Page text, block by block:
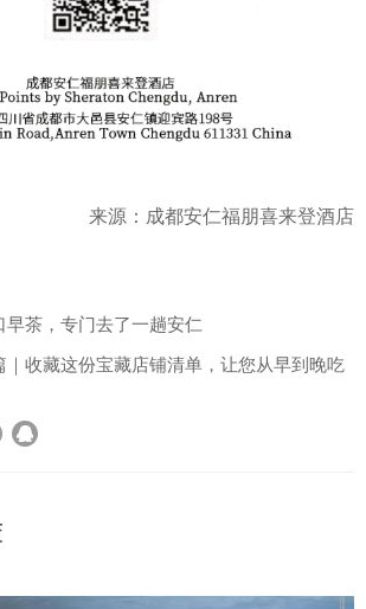
来源：成都安仁福朋喜来登酒店
早茶，专门去了一趟安仁
｜收藏这份宝藏店铺清单，让您从早到晚吃